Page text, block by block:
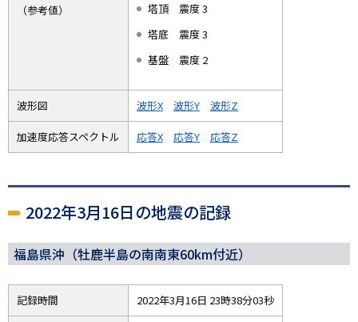
（参考値）
塔頂 震度 3
塔底 震度 3
基盤 震度 2
波形図 波形X 波形Y 波形Z
加速度応答スペクトル 応答X 応答Y 応答Z
2022年3月16日の地震の記録
福島県沖（牡鹿半島の南南東60km付近）
記録時間 2022年3月16日 23時38分03秒